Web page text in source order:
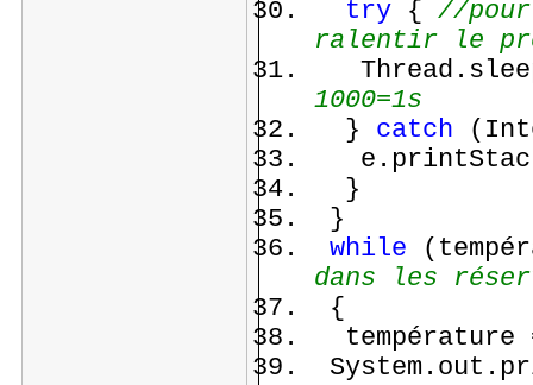
try{ //
ralentir le
1000=1s
} catch
}
}
while
dans les
{
température